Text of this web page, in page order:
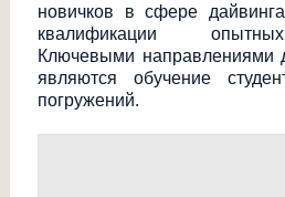
новичков в сфере
квалификации
Ключевыми направлениями
являются обучение
погружений.